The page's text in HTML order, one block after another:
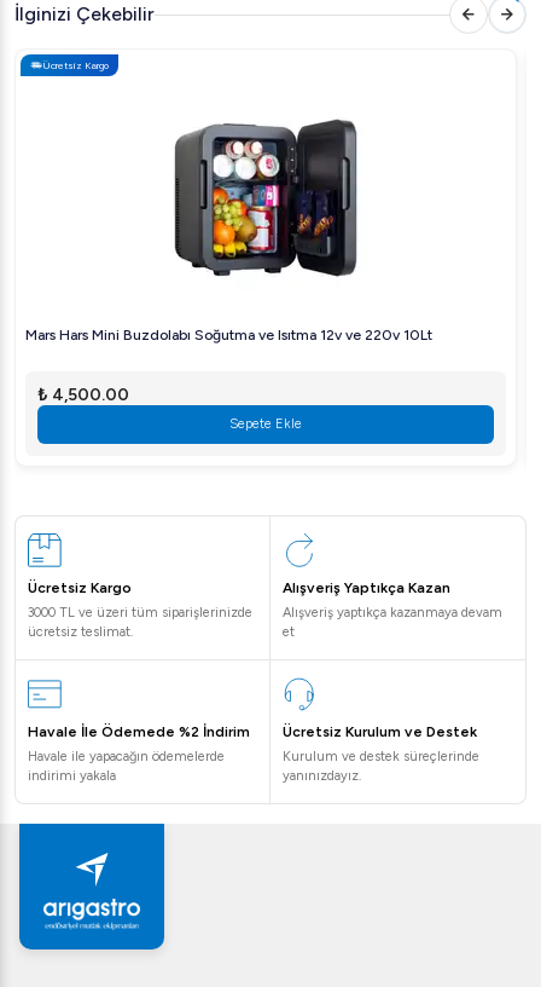
Kapasite: 380 L
Soğutucu Gaz: R134a -120g
Volt: 220-240 V
Frekans: 50 Hz
Maksimum Gürültü: 60
Koruma Sınıfı: IPX5
İlginizi Çekebilir
Ücretsiz Kargo
Mars Hars Mini Buzdolabı Soğutma ve Isıtma 12v ve 220v 10Lt
₺ 4,500.00
Sepete Ekle
Ücretsiz Kargo
3000 TL ve üzeri tüm siparişlerinizde
ücretsiz teslimat.
Alışveriş Yaptıkça Kazan
Alışveriş yaptıkça kazanmaya devam
et
Havale İle Ödemede %2 İndirim
Havale ile yapacağın ödemelerde
indirimi yakala
Ücretsiz Kurulum ve Destek
Kurulum ve destek süreçlerinde
yanınızdayız.